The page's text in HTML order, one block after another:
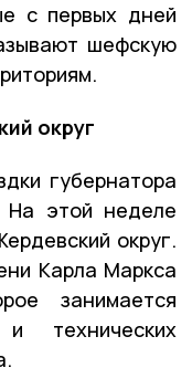
с первых дней
шефскую
округ
губернатора
На этой неделе
округ.
Карла Маркса
занимается
технических